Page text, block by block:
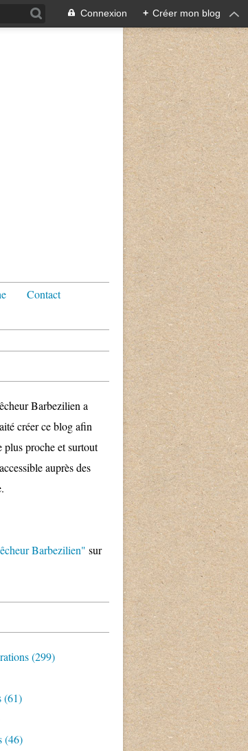
Connexion + Créer mon blog
Contact
Barbezilien a
créer ce blog afin
plus proche et surtout
auprès des
Barbezilien" sur
(299)
(61)
(46)